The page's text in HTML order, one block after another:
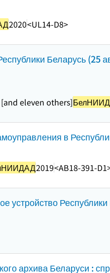
2020<UL14-D8>
Беларусь (25
eleven others]
в
2019<AB18-391-
устройство
архива Беларуси :